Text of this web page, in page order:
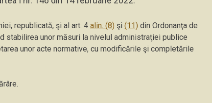
republicată, şi al art. 4 alin. (8) şi (11) din Ordonanţa de
stabilirea unor măsuri la nivelul administraţiei publice
unor acte normative, cu modificările şi completările